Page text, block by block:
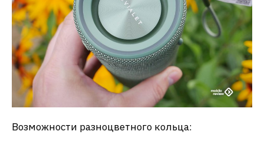
Возможности разноцветного кольца: